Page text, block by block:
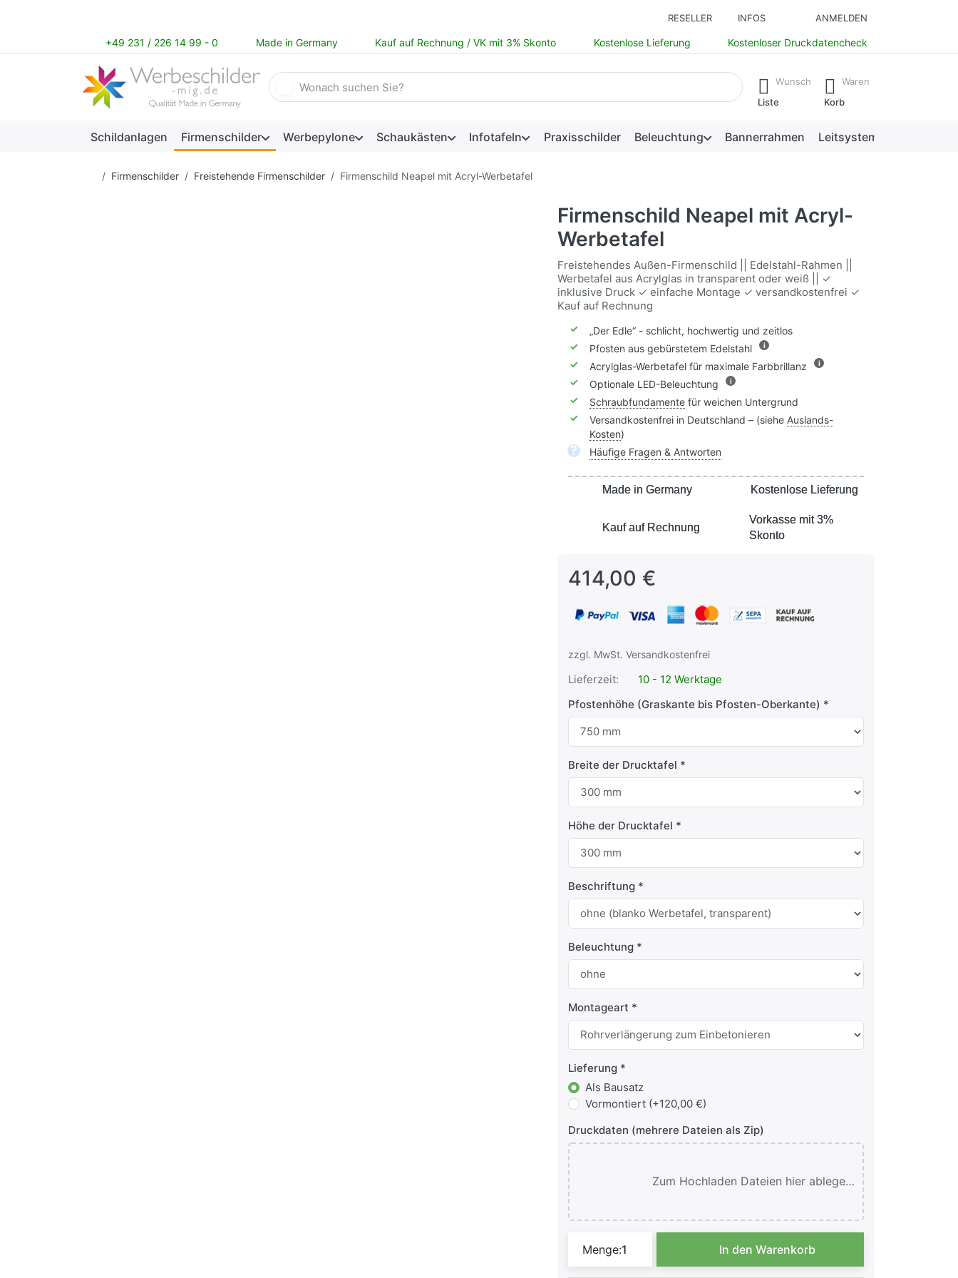
RESELLER INFOS ANMELDEN
+49 231 / 226 14 99 - 0 Made in Germany Kauf auf Rechnung / VK mit 3% Skonto Kostenlose Lieferung Kostenloser Druckdatencheck
Geben Sie einen Suchbegriff ein. Während Sie tippen, erscheinen automatisch erste Ergebnisse. Drücken Sie die Eingabetaste, um alle
Wunsch
Liste
Waren
Korb
Schildanlagen Firmenschilder Werbepylone Schaukästen Infotafeln Praxisschilder Beleuchtung Bannerrahmen Leitsysteme
Startseite
Firmenschilder Freistehende Firmenschilder Firmenschild Neapel mit Acryl-Werbetafel
Firmenschild Neapel mit Acryl-
Werbetafel
Freistehendes Außen-Firmenschild || Edelstahl-Rahmen ||
Werbetafel aus Acrylglas in transparent oder weiß || ✓
inklusive Druck ✓ einfache Montage ✓ versandkostenfrei ✓
Kauf auf Rechnung
✓
„Der Edle“ - schlicht, hochwertig und zeitlos
✓
Pfosten aus gebürstetem Edelstahl i
✓ Acrylglas-Werbetafel für maximale Farbbrillanz i
✓ Optionale LED-Beleuchtung i
✓ Schraubfundamente für weichen Untergrund
✓
Versandkostenfrei in Deutschland – (siehe Auslands-
Kosten)
? Häufige Fragen & Antworten
Made in Germany Kostenlose Lieferung
Kauf auf Rechnung
Vorkasse mit 3%
Skonto
Made in Germany Kostenlose Lieferung
Kauf auf Rechnung
Vorkasse mit 3%
Skonto
414,00 €
zzgl. MwSt. Versandkostenfrei
Lieferzeit:
10 - 12 Werktage
Pfostenhöhe (Graskante bis Pfosten-Oberkante)
Breite der Drucktafel
Höhe der Drucktafel
Beschriftung
Beleuchtung
Montageart
Lieferung
Als Bausatz
Vormontiert (+120,00 €)
Druckdaten (mehrere Dateien als Zip)
Zum Hochladen Dateien hier ablegen oder klicken.
Menge:1 In den Warenkorb